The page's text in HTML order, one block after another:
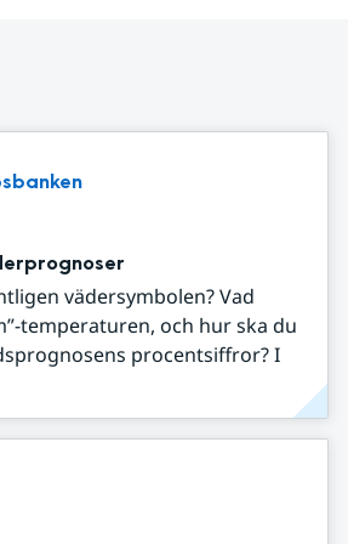
vädersymbolen? Vad
temperaturen, och hur ska du
procentsiffror? I